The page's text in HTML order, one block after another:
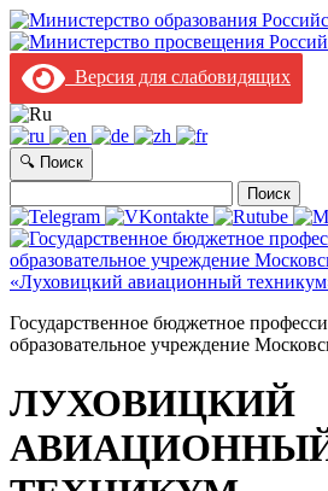
Версия для слабовидящих
🔍 Поиск
Государственное бюджетное
образовательное учреждение
ЛУХОВИЦКИЙ